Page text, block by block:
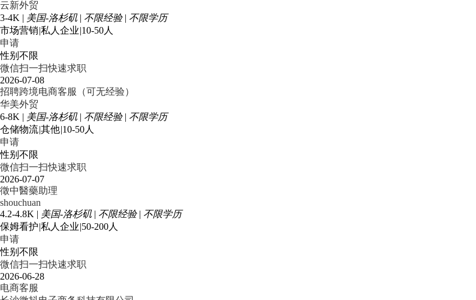
云新外贸
3-4K | 美国-洛杉矶 | 不限经验 | 不限学历
市场营销|私人企业|10-50人
申请
性别不限
微信扫一扫快速求职
2026-07-08
招聘跨境电商客服（可无经验）
华美外贸
6-8K | 美国-洛杉矶 | 不限经验 | 不限学历
仓储物流|其他|10-50人
申请
性别不限
微信扫一扫快速求职
2026-07-07
徵中醫藥助理
shouchuan
4.2-4.8K | 美国-洛杉矶 | 不限经验 | 不限学历
保姆看护|私人企业|50-200人
申请
性别不限
微信扫一扫快速求职
2026-06-28
电商客服